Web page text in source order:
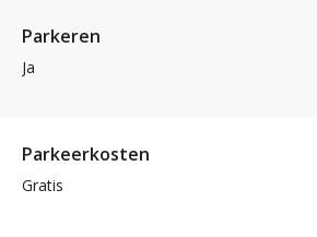
Parkeren
Ja
Parkeerkosten
Gratis